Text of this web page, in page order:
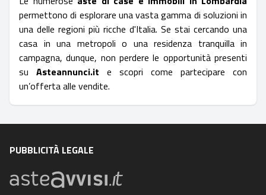
permettono di esplorare una vasta gamma di soluzioni in
una delle regioni più ricche d'Italia. Se stai cercando una
casa in una metropoli o una residenza tranquilla in
campagna, dunque, non perdere le opportunità presenti
su Asteannunci.it e scopri come partecipare con
un’offerta alle vendite.
PUBBLICITÀ LEGALE